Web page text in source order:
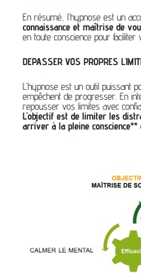
En résumé, l’hypnose est un
connaissance et maîtrise de
en toute conscience pour faciliter
DEPASSER VOS PROPRES
L’hypnose est un outil puissant
empêchent de progresser. En
repousser vos limites avec
L’objectif est de limiter les
arriver à la pleine conscience**